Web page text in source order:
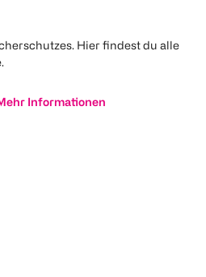
Hier findest du alle
Informationen